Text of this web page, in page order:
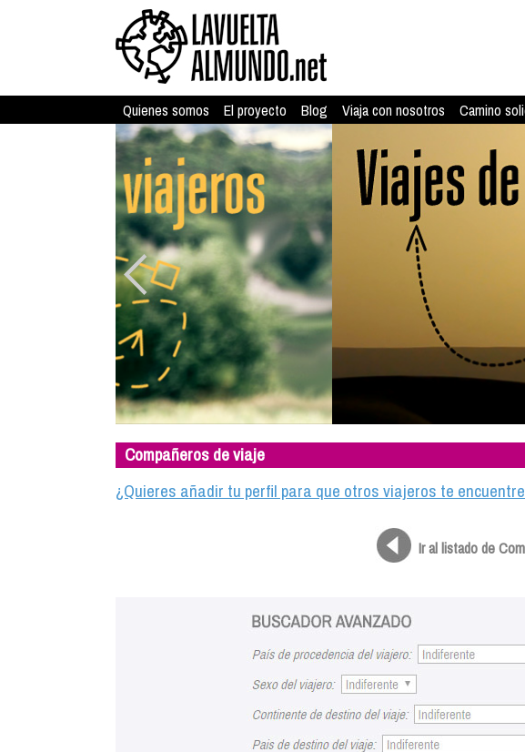
Quienes somos El proyecto Blog Viaja con nosotros Camino
Compañeros de viaje
¿Quieres añadir tu perfil para que otros viajeros te
Ir al listado de